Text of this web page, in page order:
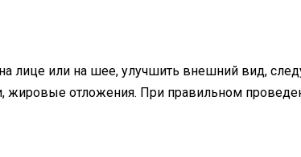
лице или на шее, улучшить внешний вид,
жировые отложения. При правильном